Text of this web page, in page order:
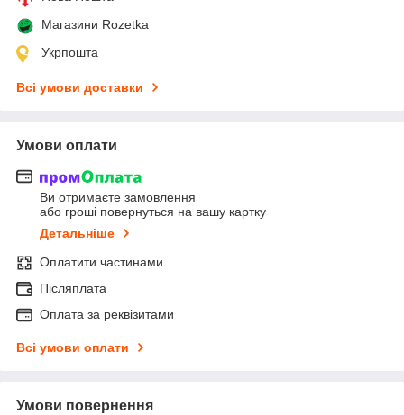
Магазини Rozetka
Укрпошта
Всі умови доставки
Умови оплати
Ви отримаєте замовлення
або гроші повернуться на вашу картку
Детальніше
Оплатити частинами
Післяплата
Оплата за реквізитами
Всі умови оплати
Умови повернення